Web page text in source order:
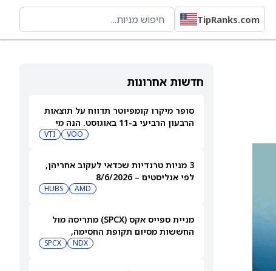
TipRanks.com
חדשות אחרונות
סופר מיקרו קומפיוטר תדווח על תוצאות
הרבעון הרביעי ב-11 באוגוסט. הנה מי
VOO
VTI
3 מניות טרנדיות שכדאי לעקוב אחריהן,
לפי אנליסטים – 8/6/2026
AMD
HUBS
מניית ספייס אקס (SPCX) מתריסה מול
החששות מסיום תקופת החסימה,
NDX
SPCX